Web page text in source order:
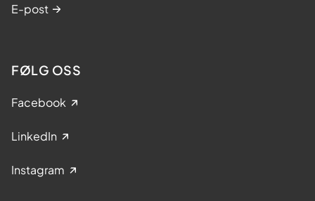
E-post
FØLG OSS
Facebook
LinkedIn
Instagram